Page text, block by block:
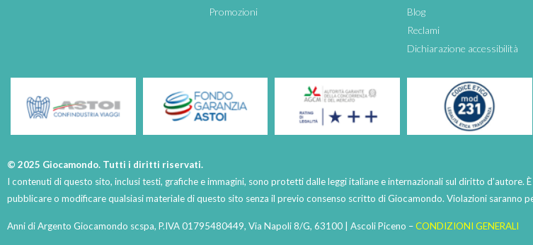
Promozioni
Blog
Reclami
Dichiarazione accessibilità
© 2025 Giocamondo. Tutti i diritti riservati.
I contenuti di questo sito, inclusi testi, grafiche e immagini, sono protetti dalle leggi italiane e internazionali sul diritto
pubblicare o modificare qualsiasi materiale di questo sito senza il previo consenso scritto di Giocamondo. Violazioni saranno
Anni di Argento Giocamondo scspa, P.IVA 01795480449, Via Napoli 8/G, 63100 | Ascoli Piceno –CONDIZIONI GENERALI